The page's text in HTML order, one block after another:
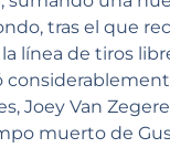
tras el que
línea de tiros
Joey Van
muerto de